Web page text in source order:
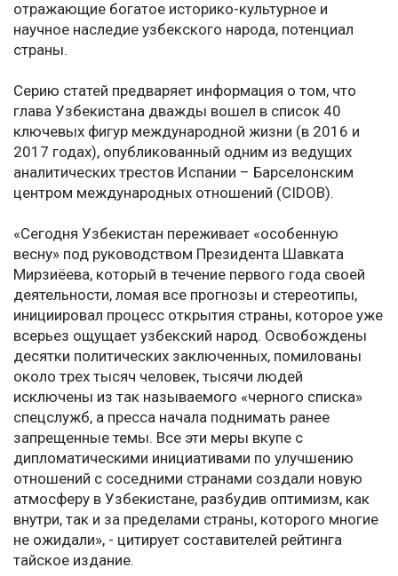
отражающие богатое историко-культурное и
научное наследие узбекского народа, потенциал
страны.
Серию статей предваряет информация о том, что
глава Узбекистана дважды вошел в список 40
ключевых фигур международной жизни (в 2016 и
2017 годах), опубликованный одним из ведущих
аналитических трестов Испании – Барселонским
центром международных отношений (CIDOB).
«Сегодня Узбекистан переживает «особенную
весну» под руководством Президента Шавката
Мирзиёева, который в течение первого года своей
деятельности, ломая все прогнозы и стереотипы,
инициировал процесс открытия страны, которое уже
всерьез ощущает узбекский народ. Освобождены
десятки политических заключенных, помилованы
около трех тысяч человек, тысячи людей
исключены из так называемого «черного списка»
спецслужб, а пресса начала поднимать ранее
запрещенные темы. Все эти меры вкупе с
дипломатическими инициативами по улучшению
отношений с соседними странами создали новую
атмосферу в Узбекистане, разбудив оптимизм, как
внутри, так и за пределами страны, которого многие
не ожидали», - цитирует составителей рейтинга
тайское издание.